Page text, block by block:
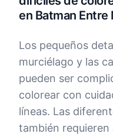
en Batman Entre
Los pequeños
murciélago y las
pueden ser
colorear con
líneas. Las
también